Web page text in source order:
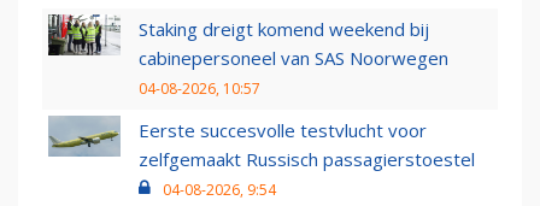
Staking dreigt komend weekend bij
cabinepersoneel van SAS Noorwegen
04-08-2026, 10:57
Eerste succesvolle testvlucht voor
zelfgemaakt Russisch passagierstoestel
04-08-2026, 9:54